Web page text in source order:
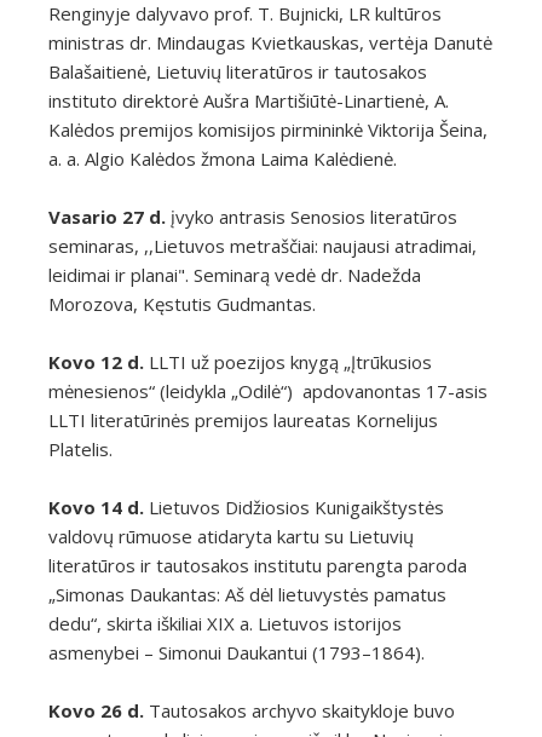
Renginyje dalyvavo prof. T. Bujnicki, LR kultūros
ministras dr. Mindaugas Kvietkauskas, vertėja Danutė
Balašaitienė, Lietuvių literatūros ir tautosakos
instituto direktorė Aušra Martišiūtė-Linartienė, A.
Kalėdos premijos komisijos pirmininkė Viktorija Šeina,
a. a. Algio Kalėdos žmona Laima Kalėdienė.
Vasario 27 d. įvyko antrasis Senosios literatūros
seminaras, ,,Lietuvos metraščiai: naujausi atradimai,
leidimai ir planai". Seminarą vedė dr. Nadežda
Morozova, Kęstutis Gudmantas.
Kovo 12 d. LLTI už poezijos knygą „Įtrūkusios
mėnesienos“ (leidykla „Odilė“) apdovanontas 17-asis
LLTI literatūrinės premijos laureatas Kornelijus
Platelis.
Kovo 14 d. Lietuvos Didžiosios Kunigaikštystės
valdovų rūmuose atidaryta kartu su Lietuvių
literatūros ir tautosakos institutu parengta paroda
„Simonas Daukantas: Aš dėl lietuvystės pamatus
dedu“, skirta iškiliai XIX a. Lietuvos istorijos
asmenybei – Simonui Daukantui (1793–1864).
Kovo 26 d. Tautosakos archyvo skaitykloje buvo